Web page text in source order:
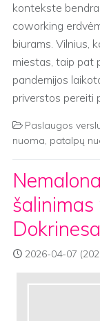
kontekste
coworking
biurams. Vilnius,
miestas, taip pat
pandemijos
priverstos pereiti
Paslaugos
nuoma, patalpų
šalinimas
Dokrinesa
2026-04-07